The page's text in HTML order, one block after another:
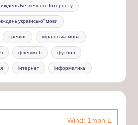
Безпечного Інтернету
української мови
тренінг українська мова
флешмоб футбол
інтернет інформатика
Wind: 1mph E